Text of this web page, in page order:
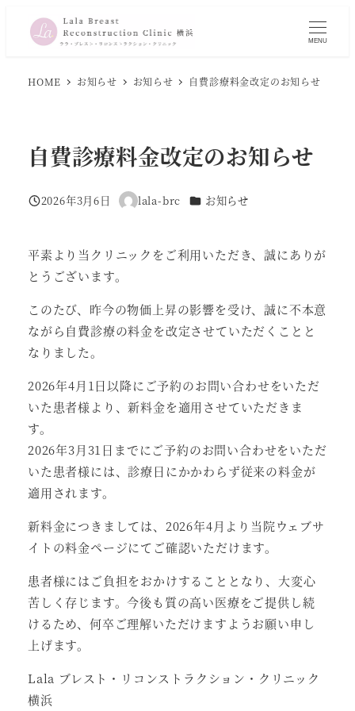
MENU
HOME お知らせ お知らせ 自費診療料金改定のお知らせ
自費診療料金改定のお知らせ
投稿日
2026年3月6日
著
lala-brc カテゴリー
お知らせ
平素より当クリニックをご利用いただき、誠にありが
とうございます。
このたび、昨今の物価上昇の影響を受け、誠に不本意
ながら自費診療の料金を改定させていただくことと
なりました。
2026年4月1日以降にご予約のお問い合わせをいただ
いた患者様より、新料金を適用させていただきま
す。
2026年3月31日までにご予約のお問い合わせをいただ
いた患者様には、診療日にかかわらず従来の料金が
適用されます。
新料金につきましては、2026年4月より当院ウェブサ
イトの料金ページにてご確認いただけます。
患者様にはご負担をおかけすることとなり、大変心
苦しく存じます。今後も質の高い医療をご提供し続
けるため、何卒ご理解いただけますようお願い申し
上げます。
Lala ブレスト・リコンストラクション・クリニック
横浜